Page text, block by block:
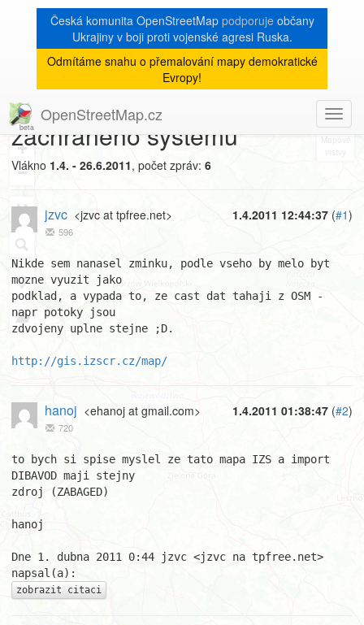
Česká komunita OpenStreetMap podporujeobčany
Ukrajiny v boji proti vojenské agresi Ruska.
Odmítáme snahu o přemalování mapy demokratické
Evropy!
OpenStreetMap.cz
8
+
−
« zpět na výpis měsíce
[Talk-cz]
Zajimava mapka integrovaneho
zachraneho systemu
Vlákno 1.4. - 26.6.2011, počet zpráv: 6
1.4.2011 12:44:37 (#1)
jzvc <jzvc at tpfree.net>
596
Nikde sem nanasel zminku, podle vseho by melo byt
mozne vyuzit jako
podklad, a vypada to, ze cast dat tahaji z OSM -
napr potoky jsou
zdvojeny uplne stejne ;D.
http://gis.izscr.cz/map/
1.4.2011 01:38:47 (#2)
hanoj <ehanoj at gmail.com>
720
to bych si spise myslel ze tato mapa IZS a import
DIBAVOD maji stejny
zdroj (ZABAGED)
hanoj
Dne 1. dubna 2011 0:44 jzvc <jzvc na tpfree.net>
zobrazit citaci